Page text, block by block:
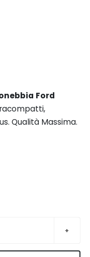
Ford
Qualità Massima.